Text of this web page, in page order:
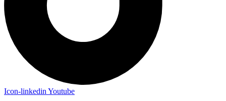
Icon-linkedin Youtube